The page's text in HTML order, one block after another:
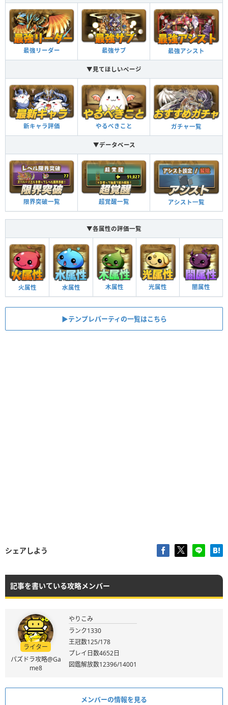
最強リーダー 最強サブ 最強アシスト
▼見てほしいページ
新キャラ評価 やるべきこと ガチャ一覧
▼データベース
限界突破一覧 超覚醒一覧 アシスト一覧
▼各属性の評価一覧
火属性 水属性 木属性 光属性 闇属性
▶︎テンプレパーティの一覧はこちら
シェアしよう
記事を書いている攻略メンバー
ライター
パズドラ攻略@Ga
me8
やりこみ
ランク1330
王冠数125/178
プレイ日数4652日
図鑑解放数12396/14001
メンバーの情報を見る